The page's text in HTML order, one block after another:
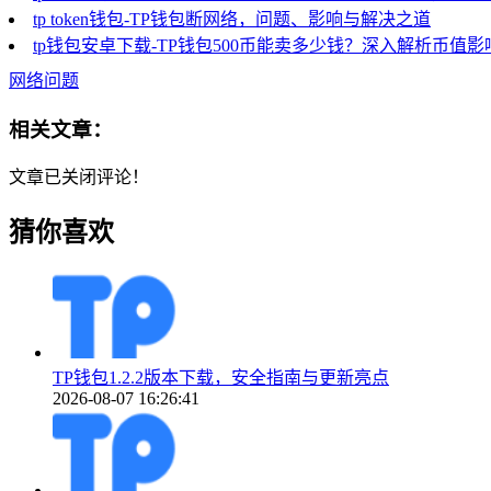
tp token钱包-TP钱包断网络，问题、影响与解决之道
tp钱包安卓下载-TP钱包500币能卖多少钱？深入解析币值影
网络问题
相关文章：
文章已关闭评论！
猜你喜欢
TP钱包1.2.2版本下载，安全指南与更新亮点
2026-08-07 16:26:41